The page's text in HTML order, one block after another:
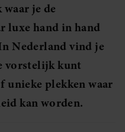
waar je de
luxe hand in hand
Nederland vind je
vorstelijk kunt
plekken waar
kan worden.